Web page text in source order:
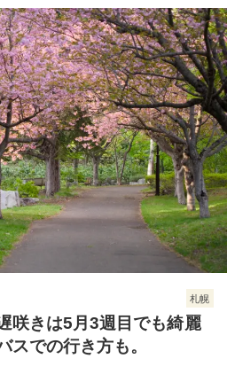
札幌
咲きは5月3週目でも綺麗
スでの行き方も。